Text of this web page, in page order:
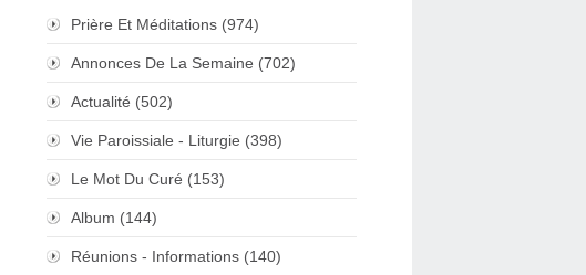
Prière Et Méditations (974)
Annonces De La Semaine (702)
Actualité (502)
Vie Paroissiale - Liturgie (398)
Le Mot Du Curé (153)
Album (144)
Réunions - Informations (140)